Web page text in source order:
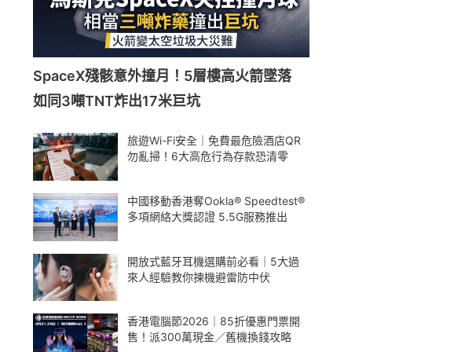
SpaceX殘骸意外撞月！5層樓高火箭墜落
如同3噸TNT炸出17米巨坑
旅遊Wi-Fi安全｜免費最危險酒店QR
勿亂掃！6大高危行為存款恐清零
中國移動香港奪Ookla® Speedtest®
多項網絡大獎認證 5.5G服務推出
開放式藍牙耳機選購前必看｜5大過
來人經驗教你揀機避雷防中伏
香港電腦節2026｜85折優惠門票開
售！派300萬現金／舊機換錢攻略